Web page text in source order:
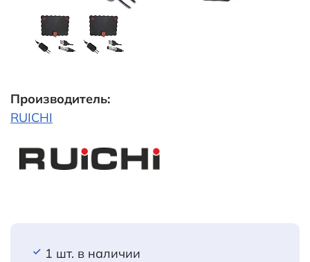
Производитель:
RUICHI
1 шт. в наличии